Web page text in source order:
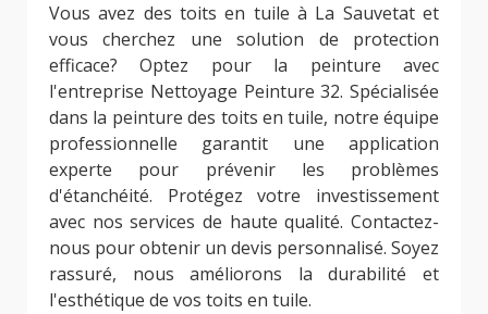
Vous avez des toits en tuile à La Sauvetat et
vous cherchez une solution de protection
efficace? Optez pour la peinture avec
l'entreprise Nettoyage Peinture 32. Spécialisée
dans la peinture des toits en tuile, notre équipe
professionnelle garantit une application
experte pour prévenir les problèmes
d'étanchéité. Protégez votre investissement
avec nos services de haute qualité. Contactez-
nous pour obtenir un devis personnalisé. Soyez
rassuré, nous améliorons la durabilité et
l'esthétique de vos toits en tuile.